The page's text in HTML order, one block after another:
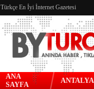
Türkçe En İyi İnternet Gazetesi
ANA
SAYFA
ANTALYA